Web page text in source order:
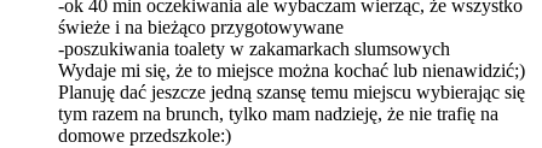
-ok 40 min oczekiwania ale wybaczam wierząc, że wszystko
świeże i na bieżąco przygotowywane
-poszukiwania toalety w zakamarkach slumsowych
Wydaje mi się, że to miejsce można kochać lub nienawidzić;)
Planuję dać jeszcze jedną szansę temu miejscu wybierając się
tym razem na brunch, tylko mam nadzieję, że nie trafię na
domowe przedszkole:)